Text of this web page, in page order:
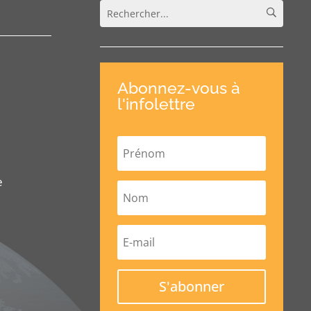
Abonnez-vous à
l'infolettre
S'abonner